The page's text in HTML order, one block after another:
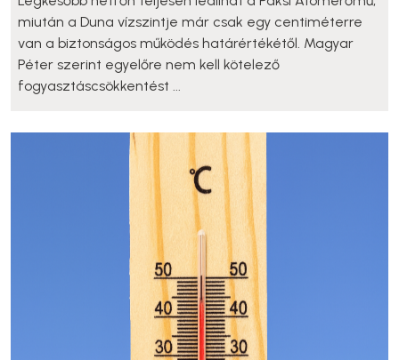
miután a Duna vízszintje már csak egy centiméterre
van a biztonságos működés határértékétől. Magyar
Péter szerint egyelőre nem kell kötelező
fogyasztáscsökkentést ...